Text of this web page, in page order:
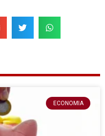
ECONOMIA